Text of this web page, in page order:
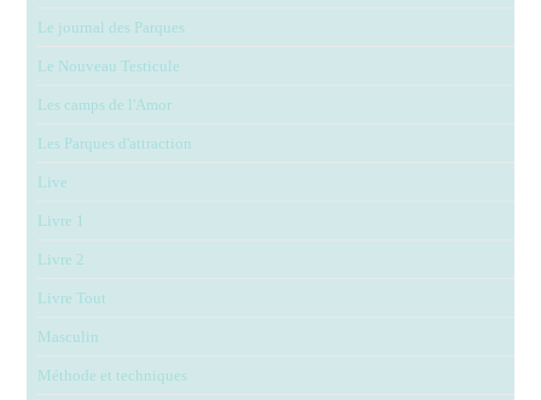
Le journal des Parques
Le Nouveau Testicule
Les camps de l'Amor
Les Parques d'attraction
Live
Livre 1
Livre 2
Livre Tout
Masculin
Méthode et techniques